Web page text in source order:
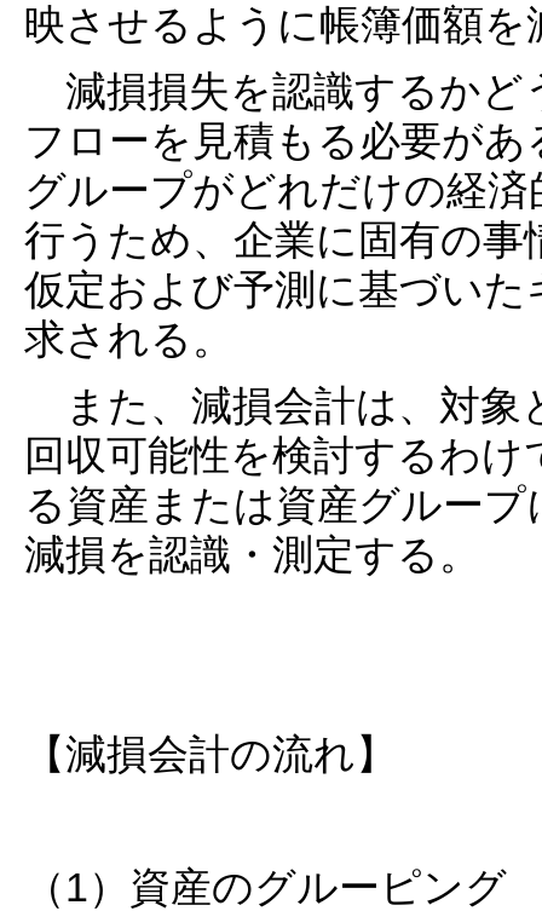
映させるように帳簿価額
減損損失を認識するかど
フローを見積もる必要が
グループがどれだけの経
行うため、企業に固有の
仮定および予測に基づい
求される。
また、減損会計は、対象
回収可能性を検討するわ
る資産または資産グルー
減損を認識・測定する。
【減損会計の流れ】
（1）資産のグルーピング